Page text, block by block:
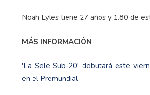
Noah Lyles tiene 27 años y 1.80 de
MÁS INFORMACIÓN
'La Sele Sub-20' debutará este
en el Premundial